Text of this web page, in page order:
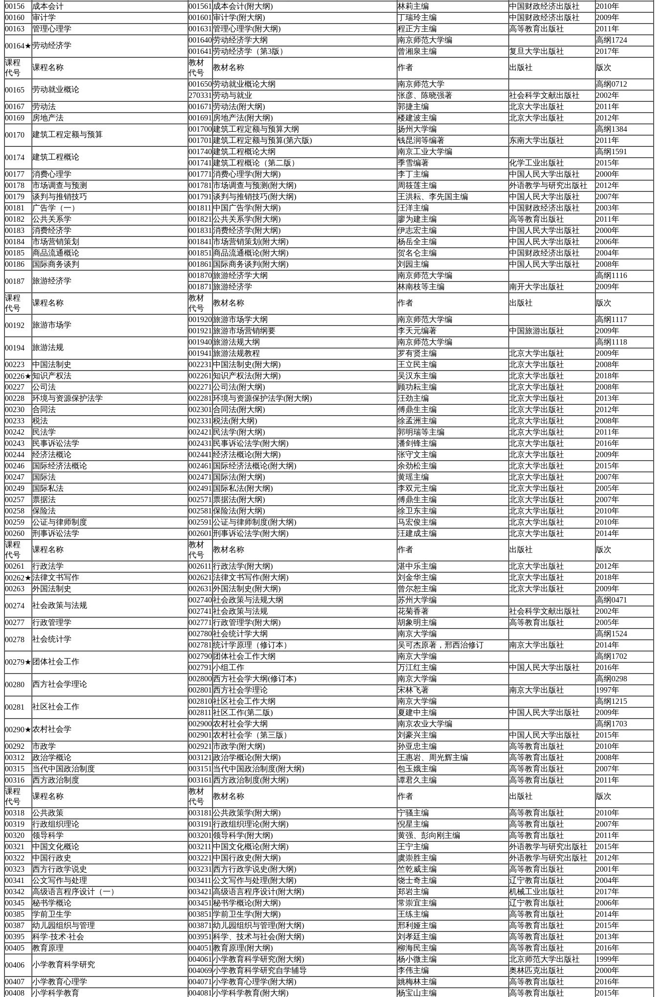
00156
成本会计 001561 成本会计(附大纲) 林莉主编 中国财政经济出版社
2010年
00160
审计学 001601 审计学(附大纲) 丁瑞玲主编 中国财政经济出版社
2009年
00163
管理心理学 001631 管理心理学(附大纲) 程正方主编 高等教育出版社 2011年
00164★劳动经济学
001640劳动经济学大纲 南京师范大学编
高纲1724
001641 劳动经济学（第3版） 曾湘泉主编 复旦大学出版社
2017年
课程
代号
课程名称
教材
代号
教材名称 作者 出版社 版次
00165 劳动就业概论
001650劳动就业概论大纲 南京师范大学
高纲0712
270331 劳动与就业 张彦、陈晓强著 社会科学文献出版社
2002年
00167
劳动法 001671 劳动法(附大纲) 郭捷主编 北京大学出版社
2011年
00169
房地产法 001691 房地产法(附大纲) 楼建波主编 北京大学出版社 2012年
00170 建筑工程定额与预算
001700建筑工程定额与预算大纲 扬州大学编
高纲1384
001701 建筑工程定额与预算(第六版) 钱昆润等编著 东南大学出版社 2011年
00174 建筑工程概论
001740建筑工程概论大纲 南京工业大学编
高纲1591
001741 建筑工程概论（第二版） 季雪编著 化学工业出版社
2015年
00177
消费心理学 001771 消费心理学(附大纲) 李丁主编 中国人民大学出版社
2000年
00178
市场调查与预测 001781 市场调查与预测(附大纲) 周筱莲主编 外语教学与研究出版社
2012年
00179
谈判与推销技巧 001791 谈判与推销技巧(附大纲) 王洪耘、李先国主编 中国人民大学出版社
2007年
00181
广告学（一） 001811 中国广告学(附大纲) 汪洋主编 中国财政经济出版社
2003年
00182
公共关系学 001821 公共关系学(附大纲) 廖为建主编 高等教育出版社
2011年
00183
消费经济学 001831 消费经济学(附大纲) 伊志宏主编 中国人民大学出版社
2000年
00184
市场营销策划 001841 市场营销策划(附大纲) 杨岳全主编 中国人民大学出版社
2006年
00185
商品流通概论 001851 商品流通概论(附大纲) 贺名仑主编 中国财政经济出版社
2004年
00186
国际商务谈判 001861 国际商务谈判(附大纲) 刘园主编 中国人民大学出版社 2008年
00187 旅游经济学
001870旅游经济学大纲 南京师范大学编
高纲1116
001871 旅游经济学 林南枝等主编 南开大学出版社
2009年
课程
代号
课程名称
教材
代号
教材名称 作者 出版社 版次
00192 旅游市场学
001920旅游市场学大纲 南京师范大学编
高纲1117
001921 旅游市场营销纲要 李天元编著 中国旅游出版社 2009年
00194 旅游法规
001940旅游法规大纲 南京师范大学编
高纲1118
001941 旅游法规教程 罗有贤主编 北京大学出版社
2009年
00223
中国法制史 002231 中国法制史(附大纲) 王立民主编 北京大学出版社
2008年
00226★知识产权法 002261 知识产权法(附大纲) 吴汉东主编 北京大学出版社
2018年
00227
公司法 002271 公司法(附大纲) 顾功耘主编 北京大学出版社
2008年
00228
环境与资源保护法学 002281 环境与资源保护法学(附大纲) 汪劲主编 北京大学出版社
2013年
00230
合同法 002301 合同法(附大纲) 傅鼎生主编 北京大学出版社
2012年
00233
税法 002331 税法(附大纲) 徐孟洲主编 北京大学出版社
2008年
00242
民法学 002421 民法学(附大纲) 郭明瑞等主编 北京大学出版社
2011年
00243
民事诉讼法学 002431 民事诉讼法学(附大纲) 潘剑锋主编 北京大学出版社
2016年
00244
经济法概论 002441 经济法概论(附大纲) 张守文主编 北京大学出版社
2009年
00246
国际经济法概论 002461 国际经济法概论(附大纲) 余劲松主编 北京大学出版社
2015年
00247
国际法 002471 国际法(附大纲) 黄瑶主编 北京大学出版社
2007年
00249
国际私法 002491 国际私法(附大纲) 李双元主编 北京大学出版社
2005年
00257
票据法 002571 票据法(附大纲) 傅鼎生主编 北京大学出版社
2007年
00258
保险法 002581 保险法(附大纲) 徐卫东主编 北京大学出版社
2010年
00259
公证与律师制度 002591 公证与律师制度(附大纲) 马宏俊主编 北京大学出版社
2010年
00260
刑事诉讼法学 002601 刑事诉讼法学(附大纲) 汪建成主编 北京大学出版社
2014年
课程
代号
课程名称
教材
代号
教材名称 作者 出版社
版次
00261
行政法学 002611 行政法学(附大纲) 湛中乐主编 北京大学出版社
2012年
00262★法律文书写作 002621 法律文书写作(附大纲) 刘金华主编 北京大学出版社
2018年
00263
外国法制史 002631 外国法制史(附大纲) 曾尔恕主编 北京大学出版社 2009年
00274 社会政策与法规
002740社会政策与法规大纲 苏州大学编
高纲0471
002741 社会政策与法规 花菊香著 社会科学文献出版社
2002年
00277
行政管理学 002771 行政管理学(附大纲) 胡象明主编 高等教育出版社 2005年
00278 社会统计学
002780社会统计学大纲 南京大学编
高纲1524
002781 统计学原理（修订本） 吴可杰原著，邢西治修订 南京大学出版社 2014年
00279★ 团体社会工作
002790 团体社会工作大纲 南京大学编
高纲1702
002791 小组工作 万江红主编 中国人民大学出版社 2016年
00280 西方社会学理论
002800西方社会学大纲(修订本) 南京大学编
高纲0298
002801 西方社会学理论 宋林飞著 南京大学出版社 1997年
00281 社区社会工作
002810社区社会工作大纲 南京大学编
高纲1215
002811 社区工作(第二版) 夏建中主编 中国人民大学出版社 2009年
00290★农村社会学
002900农村社会学大纲 南京农业大学编
高纲1703
002901 农村社会学（第三版） 刘豪兴主编 中国人民大学出版社
2015年
00292
市政学 002921 市政学(附大纲) 孙亚忠主编 高等教育出版社
2010年
00312
政治学概论 003121 政治学概论(附大纲) 王惠岩、周光辉主编 高等教育出版社
2008年
00315
当代中国政治制度 003151 当代中国政治制度(附大纲) 包玉娥主编 高等教育出版社
2007年
00316
西方政治制度 003161 西方政治制度(附大纲) 谭君久主编 高等教育出版社
2011年
课程
代号
课程名称
教材
代号
教材名称 作者 出版社
版次
00318
公共政策 003181 公共政策学(附大纲) 宁骚主编 高等教育出版社
2010年
00319
行政组织理论 003191 行政组织理论(附大纲) 倪星主编 高等教育出版社
2007年
00320
领导科学 003201 领导科学(附大纲) 黄强、彭向刚主编 高等教育出版社
2011年
00321
中国文化概论 003211 中国文化概论(附大纲) 王宁主编 外语教学与研究出版社
2015年
00322
中国行政史 003221 中国行政史(附大纲) 虞崇胜主编 外语教学与研究出版社
2012年
00323
西方行政学说史 003231 西方行政学说史(附大纲) 竺乾威主编 高等教育出版社
2001年
00341
公文写作与处理 003411 公文写作与处理(附大纲) 饶士奇主编 辽宁教育出版社
2004年
00342
高级语言程序设计（一） 003421 高级语言程序设计(附大纲) 郑岩主编 机械工业出版社
2017年
00345
秘书学概论 003451 秘书学概论(附大纲) 常崇宜主编 辽宁教育出版社
2006年
00385
学前卫生学 003851 学前卫生学(附大纲) 王练主编 高等教育出版社
2014年
00387
幼儿园组织与管理 003871 幼儿园组织与管理(附大纲) 邢利娅主编 高等教育出版社
2015年
00395
科学·技术·社会 003951 科学、技术与社会(附大纲) 刘孝廷主编 高等教育出版社
2013年
00405
教育原理 004051 教育原理(附大纲) 柳海民主编 高等教育出版社 2016年
00406 小学教育科学研究
004061 小学教育科学研究(附大纲) 杨小微主编 北京师范大学出版社
1999年
004069小学教育科学研究自学辅导 李伟主编 奥林匹克出版社
2000年
00407
小学教育心理学 004071 小学教育心理学(附大纲) 姚梅林主编 高等教育出版社
2016年
00408
小学科学教育 004081 小学科学教育(附大纲) 杨宝山主编 高等教育出版社 2015年